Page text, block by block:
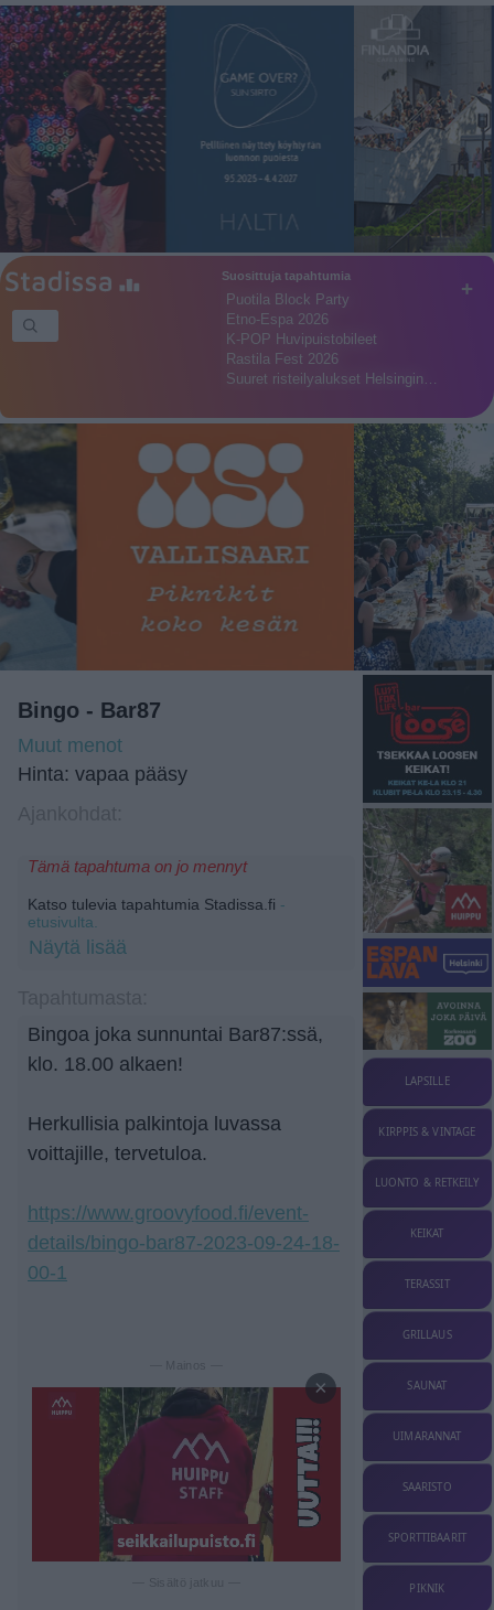
+
Suosittuja tapahtumia
Puotila Block Party
Etno-Espa 2026
K-POP Huvipuistobileet
Rastila Fest 2026
Suuret risteilyalukset Helsingin…
Bingo - Bar87
Muut menot
Hinta: vapaa pääsy
Tämä tapahtuma on jo mennyt
Katso tulevia tapahtumia Stadissa.fi -
etusivulta.
Näytä lisää
Bingoa joka sunnuntai Bar87:ssä,
klo. 18.00 alkaen!
Herkullisia palkintoja luvassa
voittajille, tervetuloa.
https://www.groovyfood.fi/event-
details/bingo-bar87-2023-09-24-18-
00-1
— Mainos —
×
LAPSILLE
KIRPPIS & VINTAGE
LUONTO & RETKEILY
KEIKAT
TERASSIT
GRILLAUS
SAUNAT
UIMARANNAT
SAARISTO
SPORTTIBAARIT
PIKNIK